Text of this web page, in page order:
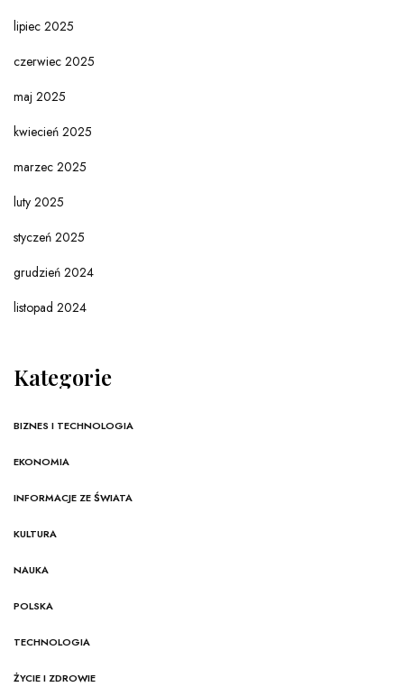
lipiec 2025
czerwiec 2025
maj 2025
kwiecień 2025
marzec 2025
luty 2025
styczeń 2025
grudzień 2024
listopad 2024
Kategorie
BIZNES I TECHNOLOGIA
EKONOMIA
INFORMACJE ZE ŚWIATA
KULTURA
NAUKA
POLSKA
TECHNOLOGIA
ŻYCIE I ZDROWIE